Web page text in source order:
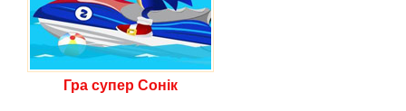
Гра супер Сонік